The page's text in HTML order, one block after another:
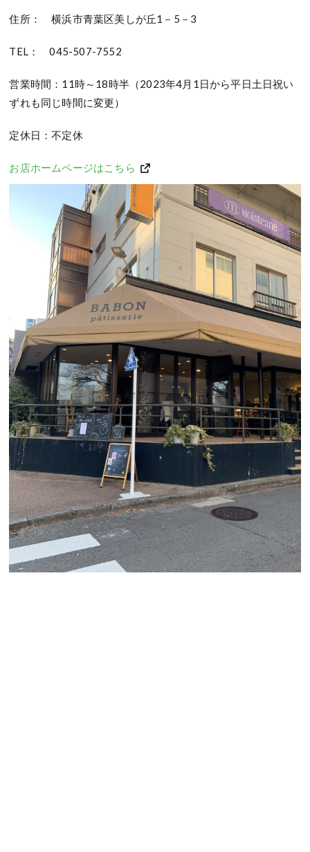
住所： 横浜市青葉区美しが丘1－5－3
TEL： 045-507-7552
営業時間：11時～18時半（2023年4月1日から平日土日祝い
ずれも同じ時間に変更）
定休日：不定休
お店ホームページはこちら